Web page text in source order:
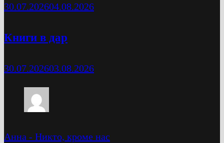
30.07.202604.08.2026
Книги в дар
30.07.202603.08.2026
Анна - Никто, кроме нас